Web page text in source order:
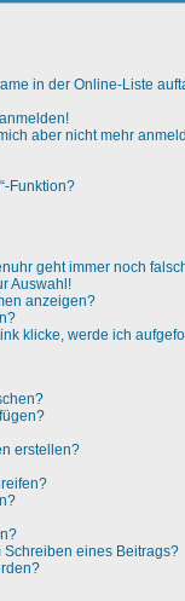
in der Online-Liste
aber nicht mehr
Funktion?
geht immer noch
Auswahl!
anzeigen?
klicke, werde ich
erstellen?
Schreiben eines Beitrags?